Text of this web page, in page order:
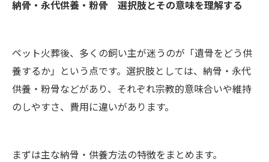
納骨・永代供養・粉骨 選択肢とその意味を理解する
ペット火葬後、多くの飼い主が迷うのが「遺骨をどう供
養するか」という点です。選択肢としては、納骨・永代
供養・粉骨などがあり、それぞれ宗教的意味合いや維持
のしやすさ、費用に違いがあります。
まずは主な納骨・供養方法の特徴をまとめます。